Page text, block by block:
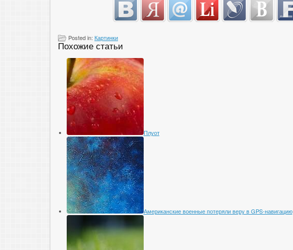
Posted in: Картинки
Похожие статьи
Плуот
Американские военные потеряли веру в GPS-навигацию